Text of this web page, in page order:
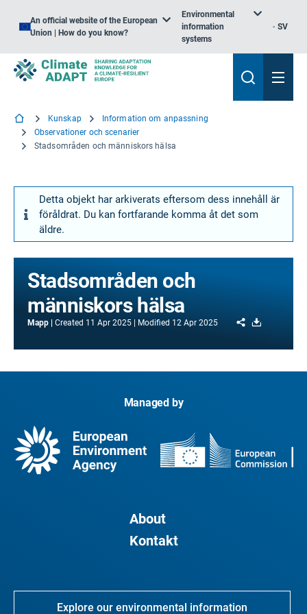
An official website of the European
Union | How do you know?
Environmental
information
systems
SV
Kunskap
Information om anpassning
Observationer och scenarier
Stadsområden och människors hälsa
Detta objekt har arkiverats eftersom dess innehåll är
föråldrat. Du kan fortfarande komma åt det som
äldre.
Stadsområden och
människors hälsa
Mapp Created 11 Apr 2025 Modified 12 Apr 2025 Share
Managed by
About
Kontakt
Explore our environmental information